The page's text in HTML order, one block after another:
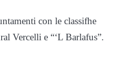
con le classifhe
Vercelli e “‘L Barlafus”.